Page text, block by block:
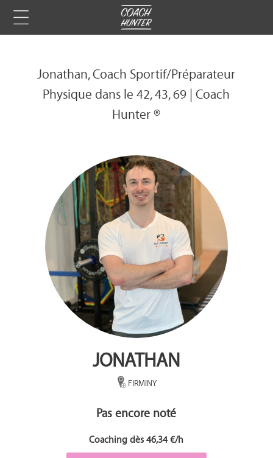
Jonathan, Coach Sportif/Préparateur
Physique dans le 42, 43, 69 | Coach
Hunter ®
JONATHAN
FIRMINY
Pas encore noté
Coaching dès 46,34 €/h